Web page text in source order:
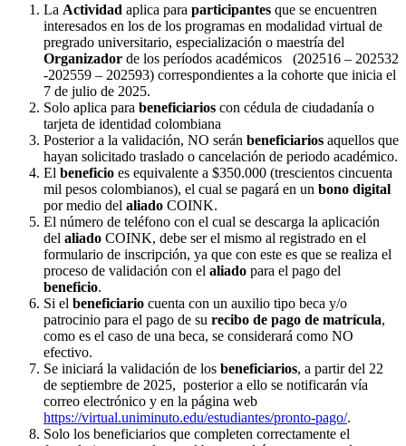
La Actividad aplica para participantes que se encuentren
interesados en los de los programas en modalidad virtual de
pregrado universitario, especialización o maestría del
Organizador de los períodos académicos (202516 – 202532
-202559 – 202593) correspondientes a la cohorte que inicia el
7 de julio de 2025.
Solo aplica para beneficiarios con cédula de ciudadanía o
tarjeta de identidad colombiana
Posterior a la validación, NO serán beneficiarios aquellos que
hayan solicitado traslado o cancelación de periodo académico.
El beneficio es equivalente a $350.000 (trescientos cincuenta
mil pesos colombianos), el cual se pagará en un bono digital
por medio del aliado COINK.
El número de teléfono con el cual se descarga la aplicación
del aliado COINK, debe ser el mismo al registrado en el
formulario de inscripción, ya que con este es que se realiza el
proceso de validación con el aliado para el pago del
beneficio.
Si el beneficiario cuenta con un auxilio tipo beca y/o
patrocinio para el pago de su recibo de pago de matrícula,
como es el caso de una beca, se considerará como NO
efectivo.
Se iniciará la validación de los beneficiarios, a partir del 22
de septiembre de 2025, posterior a ello se notificarán vía
correo electrónico y en la página web
https://virtual.uniminuto.edu/estudiantes/pronto-pago/.
Solo los beneficiarios que completen correctamente el